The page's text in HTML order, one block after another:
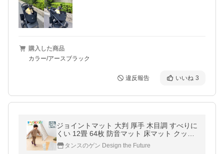
購入した商品
カラー/アースブラック
違反報告 いいね 3
ジョイントマット 大判 厚手 木目調 すべりに
くい 12畳 64枚 防音マット 床マット クッシ
ョンマット プレイマット パズルマット ベビ
ー 赤ちゃん
タンスのゲン Design the Future